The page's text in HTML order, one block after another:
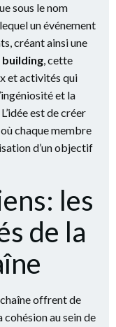
sous le nom
un événement
créant ainsi une
building, cette
et activités qui
et la
est de créer
chaque membre
d’un objectif
les
de la
offrent de
au sein de